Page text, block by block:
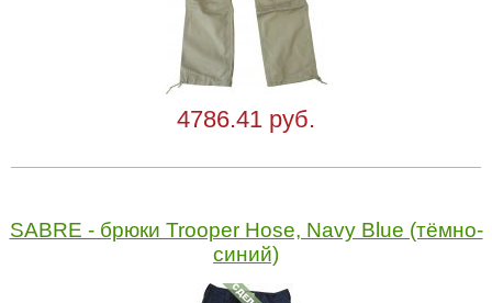
4786.41 руб.
SABRE - брюки Trooper Hose, Navy Blue (тёмно-
синий)